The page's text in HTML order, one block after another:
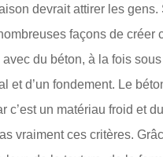
devrait attirer les gens.
façons de créer
du béton, à la fois
et d’un fondement. Le
c’est un matériau froid et
vraiment ces critères.